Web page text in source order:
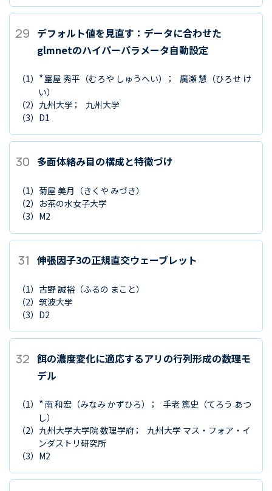
29 デフォルト値を見直す：データに合わせた
glmnetのハイパーパラメータ自動設定
（1） *室屋 秀平 （むろや しゅうへい） 廣瀬 慧 （ひろせ け
い）
（2） 九州大学
九州大学
（3） D1
30 多面体絡み目の構成と特徴づけ
（1） 菊屋 美月 （きくや みづき）
（2） お茶の水女子大学
（3） M2
31 伸張因子3の正規直交ウェーブレット
（1） 古野 誠裕（ふるの まこと）
（2） 筑波大学
（3） D2
32 餌の濃度変化に適応するアリの行列形成の数理モ
デル
（1） *南 和宏 （みなみ かずひろ） 手老 篤史 （てろう あつ
し）
（2） 九州大学大学院 数理学府
九州大学 マス・フォア・イ
ンダストリ研究所
（3） M2